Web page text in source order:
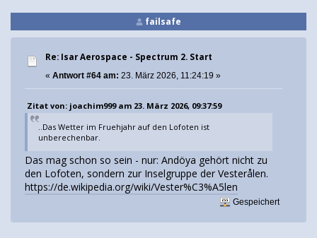
failsafe
Re: Isar Aerospace - Spectrum 2. Start
« Antwort #64 am: 23. März 2026, 11:24:19 »
Zitat von: joachim999 am 23. März 2026, 09:37:59
..Das Wetter im Fruehjahr auf den Lofoten ist
unberechenbar.
Das mag schon so sein - nur: Andöya gehört nicht zu
den Lofoten, sondern zur Inselgruppe der Vesterålen.
https://de.wikipedia.org/wiki/Vester%C3%A5len
Gespeichert